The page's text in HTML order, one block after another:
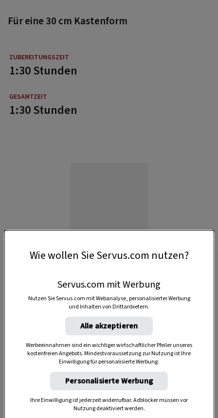
Für eine 30 cm Kastenform
1:30 Stunden
1:30 Stunden
Anzeige
Wie wollen Sie Servus.com nutzen?
Servus.com mit Werbung
Nutzen Sie Servus.com mit Webanalyse, personalisierter Werbung
und Inhalten von Drittanbietern.
Alle akzeptieren
Werbeeinnahmen sind ein wichtiger wirtschaftlicher Pfeiler unseres
kostenfreien Angebots. Mindestvoraussetzung zur Nutzung ist Ihre
Einwilligung für personalisierte Werbung.
Personalisierte Werbung
Ihre Einwilligung ist jederzeit widerrufbar. Adblocker müssen vor
Nutzung deaktiviert werden.